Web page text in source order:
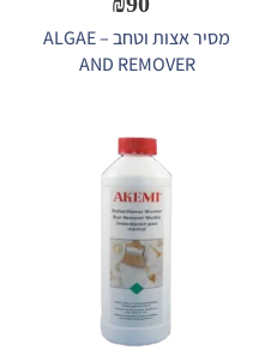
מסיר אצות וטחב – ALGAE
AND REMOVER